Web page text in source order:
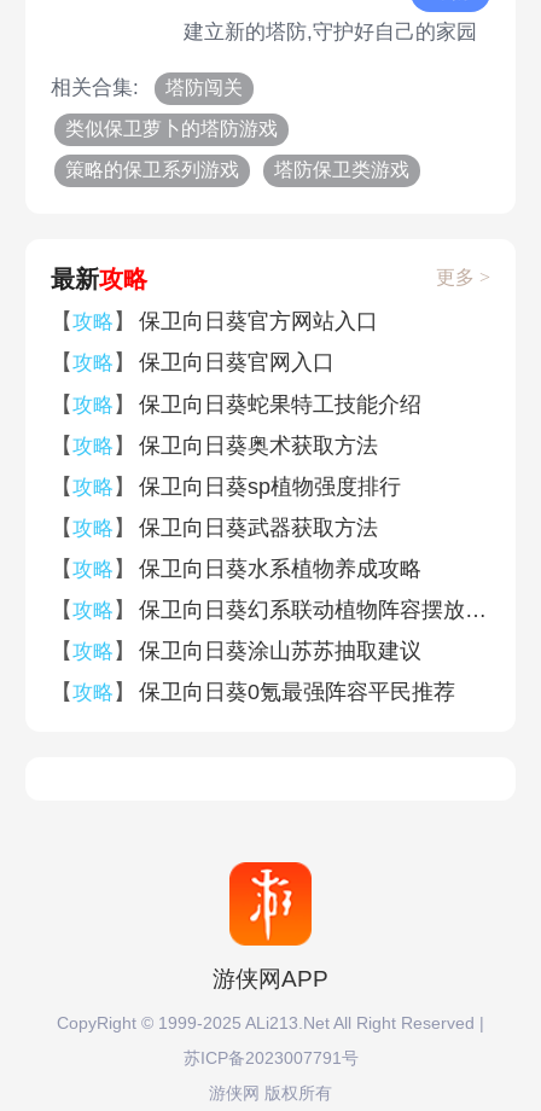
建立新的塔防,守护好自己的家园
相关合集: 塔防闯关
类似保卫萝卜的塔防游戏
策略的保卫系列游戏 塔防保卫类游戏
最新攻略 更多 >
【攻略 】
保卫向日葵官方网站入口
【攻略 】
保卫向日葵官网入口
【攻略 】
保卫向日葵蛇果特工技能介绍
【攻略 】
保卫向日葵奥术获取方法
【攻略 】
保卫向日葵sp植物强度排行
【攻略 】
保卫向日葵武器获取方法
【攻略 】
保卫向日葵水系植物养成攻略
【攻略 】
保卫向日葵幻系联动植物阵容摆放攻略
【攻略 】
保卫向日葵涂山苏苏抽取建议
【攻略 】 保卫向日葵0氪最强阵容平民推荐
游侠网APP
CopyRight © 1999-2025 ALi213.Net All Right Reserved |
苏ICP备2023007791号
游侠网 版权所有